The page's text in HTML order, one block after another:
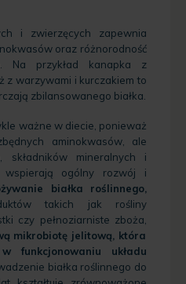
i zwierzęcych zapewnia
oraz różnorodność
Na przykład kanapka z
z warzywami i kurczakiem to
zbilansowanego białka.
ważne w diecie, ponieważ
aminokwasów, ale
składników mineralnych i
wspierają ogólny rozwój i
białka roślinnego,
takich jak rośliny
czy pełnoziarniste zboża,
mikrobiotę jelitową, która
funkcjonowaniu układu
białka roślinnego do